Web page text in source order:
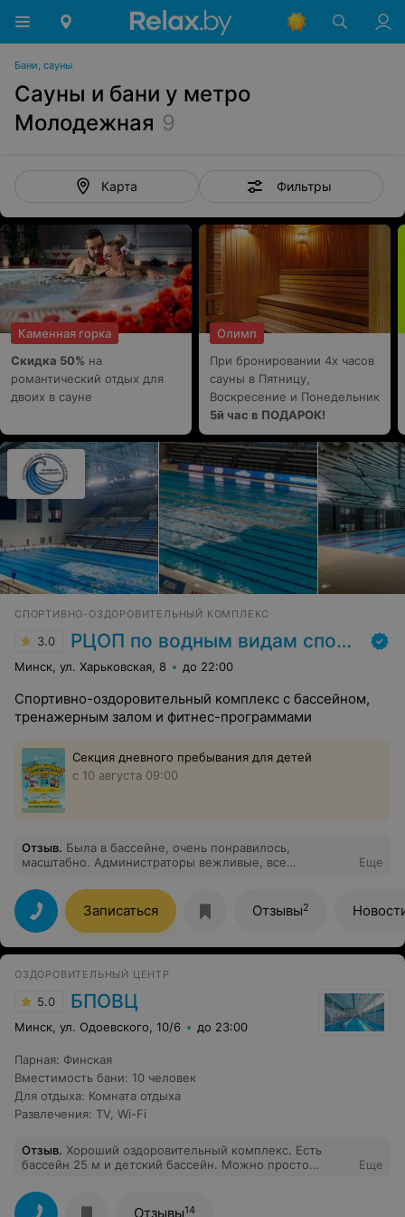
Бани, сауны
Сауны и бани у метро
Молодежная 9
Карта Фильтры
Каменная горка
Скидка 50% на
романтический отдых для
двоих в сауне
Олимп
При бронировании 4х часов
сауны в Пятницу,
Воскресение и Понедельник
5й час в ПОДАРОК!
СПОРТИВНО-ОЗДОРОВИТЕЛЬНЫЙ КОМПЛЕКС
3.0 РЦОП по водным видам спорта
Минск, ул. Харьковская, 8 до 22:00
Спортивно-оздоровительный комплекс с бассейном,
тренажерным залом и фитнес-программами
Секция дневного пребывания для детей
с 10 августа 09:00
Отзыв. Была в бассейне, очень понравилось,
масштабно. Администраторы вежливые, все
Еще
Записаться Отзывы2
ОЗДОРОВИТЕЛЬНЫЙ ЦЕНТР
5.0 БПОВЦ
Минск, ул. Одоевского, 10/6 до 23:00
Парная: Финская
Вместимость бани: 10 человек
Для отдыха: Комната отдыха
Развлечения: TV, Wi-Fi
Отзыв. Хороший оздоровительный комплекс. Есть
бассейн 25 м и детский бассейн. Можно просто
обучение плаванию, обучение технике плавания,
лечебное плавание; для взрослых: аквааэробика.
Еще
Отзывы14